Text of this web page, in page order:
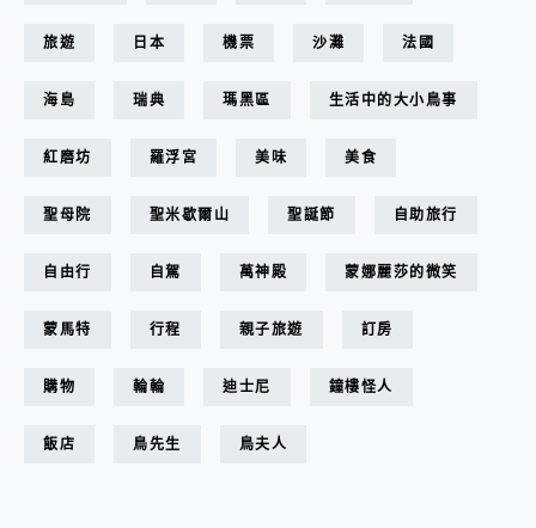
旅遊 日本 機票 沙灘 法國
海島 瑞典 瑪黑區 生活中的大小鳥事
紅磨坊 羅浮宮 美味 美食
聖母院 聖米歇爾山 聖誕節 自助旅行
自由行 自駕 萬神殿 蒙娜麗莎的微笑
蒙馬特 行程 親子旅遊 訂房
購物 輪輪 迪士尼 鐘樓怪人
飯店 鳥先生 鳥夫人